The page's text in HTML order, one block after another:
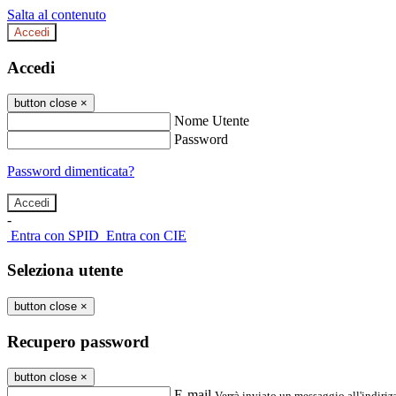
Salta al contenuto
Accedi
Accedi
button close ×
Nome Utente
Password
Password dimenticata?
-
Entra con SPID Entra con CIE
Seleziona utente
button close ×
Recupero password
button close ×